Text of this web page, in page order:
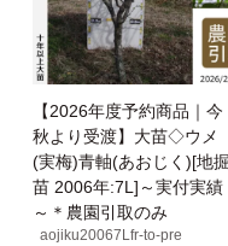
【2026年度予約商品｜今
秋より受渡】大苗◇ウメ
(実梅)青軸(あおじく)[地掘
苗 2006年:7L]～実付実績
～＊農園引取のみ
aojiku20067Lfr-to-pre